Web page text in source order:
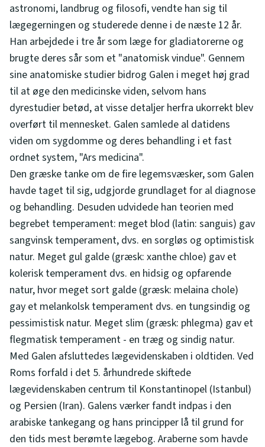
astronomi, landbrug og filosofi, vendte han sig til
lægegerningen og studerede denne i de næste 12 år.
Han arbejdede i tre år som læge for gladiatorerne og
brugte deres sår som et "anatomisk vindue". Gennem
sine anatomiske studier bidrog Galen i meget høj grad
til at øge den medicinske viden, selvom hans
dyrestudier betød, at visse detaljer herfra ukorrekt blev
overført til mennesket. Galen samlede al datidens
viden om sygdomme og deres behandling i et fast
ordnet system, "Ars medicina".
Den græske tanke om de fire legemsvæsker, som Galen
havde taget til sig, udgjorde grundlaget for al diagnose
og behandling. Desuden udvidede han teorien med
begrebet temperament: meget blod (latin: sanguis) gav
sangvinsk temperament, dvs. en sorgløs og optimistisk
natur. Meget gul galde (græsk: xanthe chloe) gav et
kolerisk temperament dvs. en hidsig og opfarende
natur, hvor meget sort galde (græsk: melaina chole)
gay et melankolsk temperament dvs. en tungsindig og
pessimistisk natur. Meget slim (græsk: phlegma) gav et
flegmatisk temperament - en træg og sindig natur.
Med Galen afsluttedes lægevidenskaben i oldtiden. Ved
Roms forfald i det 5. århundrede skiftede
lægevidenskaben centrum til Konstantinopel (Istanbul)
og Persien (Iran). Galens værker fandt indpas i den
arabiske tankegang og hans principper lå til grund for
den tids mest berømte lægebog. Araberne som havde